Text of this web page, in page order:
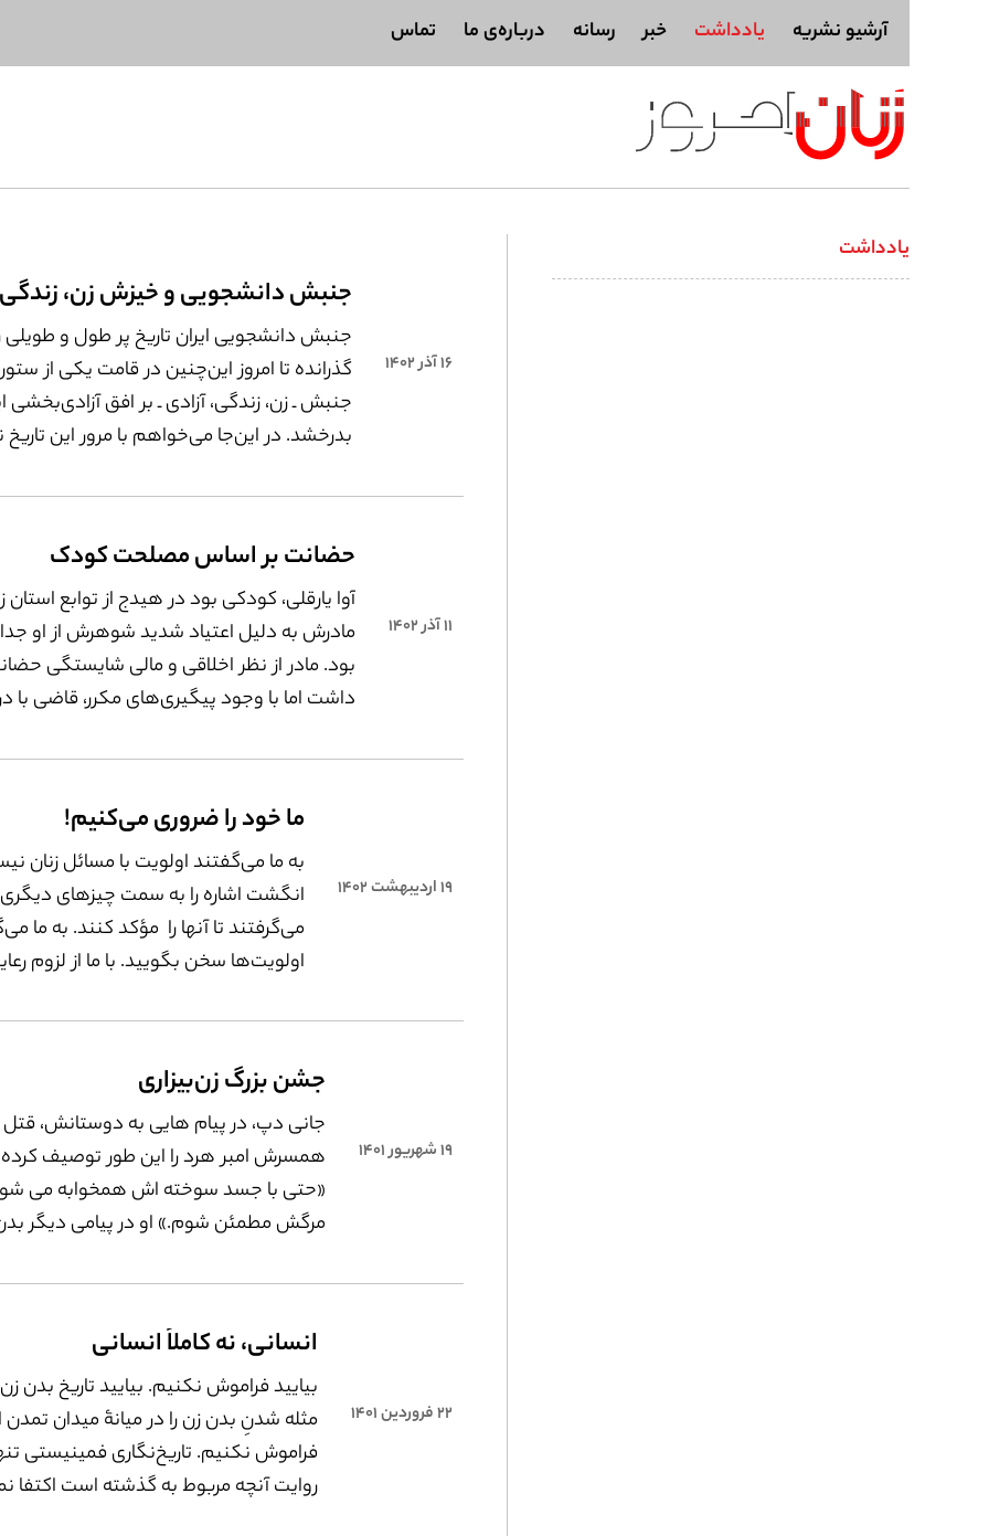
آرشیو نشریه یادداشت خبر رسانه درباره‌ی ما تماس
یادداشت
۱۶ آذر ۱۴۰۲
جنبش دانشجویی و خیزش زن،
جنبش دانشجویی ایران تاریخ پر طول و طویلی
گذرانده تا امروز این‌چنین در قامت یکی از
جنبش ـ زن، زندگی، آزادی ـ بر افق آزادی‌بخشی
بدرخشد. در این‌جا می‌خواهم با مرور این
دانشجو در هم آمیختند.
۱۱ آذر ۱۴۰۲
حضانت بر اساس مصلحت کودک
آوا یارقلی، کودکی بود در هیدج از توابع استان
مادرش به دلیل اعتیاد شدید شوهرش از او‌
بود. مادر از نظر اخلاقی و مالی شایستگی
داشت اما با وجود پیگیری‌های مکرر، قاضی با
و ایستادگی‌ مادرش راه به جایی نبرد.
۱۹ اردیبهشت ۱۴۰۲
ما خود را ضروری می‌کنیم!
به ما می‌گفتند اولویت با مسائل زنان
انگشت‌ اشاره‌ را به سمت چیزهای دیگری
می‌گرفتند تا آنها را مؤکد کنند. به ما
اولویت‌ها سخن بگویید. با ما از لزوم
موضوعات می‌گفتند و ما هنوز آن
‌خاطر داریم: اولویت با فقر است یا ورود
ورزشگاه؟ اولویت با بیکاری است یا حجاب
۱۹ شهریور ۱۴۰۱
جشن بزرگ زن‌بیزاری
جانی دپ، در پیام ‌هایی به دوستانش، قتل
همسرش امبر هرد را این ‌طور توصیف
«حتی با جسد سوخته ‌اش همخوابه می ‌شوم
مرگش مطمئن شوم.» او در پیامی دیگر
کرده است: «ماهی بازاری بی ‌خاصیتِ شل
از حد استفاده ‌شدۀ شیربرنج».
۲۲ فروردین ۱۴۰۱
انسانی، نه کاملاً انسانی
بیایید فراموش نکنیم. بیایید تاریخ بدن زن
مثله ‌شدنِ بدن زن را در میانۀ میدان تمدن
فراموش نکنیم. تاریخ‌نگاری فمینیستی
روایت آنچه مربوط به گذشته است اکتفا